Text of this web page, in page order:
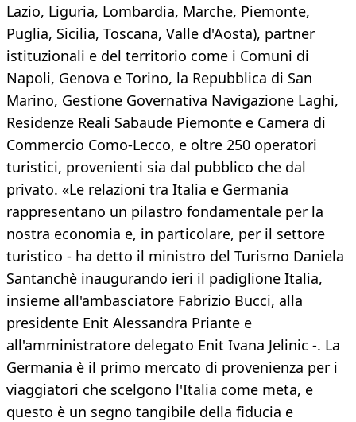
Lazio, Liguria, Lombardia, Marche, Piemonte,
Puglia, Sicilia, Toscana, Valle d'Aosta), partner
istituzionali e del territorio come i Comuni di
Napoli, Genova e Torino, la Repubblica di San
Marino, Gestione Governativa Navigazione Laghi,
Residenze Reali Sabaude Piemonte e Camera di
Commercio Como-Lecco, e oltre 250 operatori
turistici, provenienti sia dal pubblico che dal
privato. «Le relazioni tra Italia e Germania
rappresentano un pilastro fondamentale per la
nostra economia e, in particolare, per il settore
turistico - ha detto il ministro del Turismo Daniela
Santanchè inaugurando ieri il padiglione Italia,
insieme all'ambasciatore Fabrizio Bucci, alla
presidente Enit Alessandra Priante e
all'amministratore delegato Enit Ivana Jelinic -. La
Germania è il primo mercato di provenienza per i
viaggiatori che scelgono l'Italia come meta, e
questo è un segno tangibile della fiducia e